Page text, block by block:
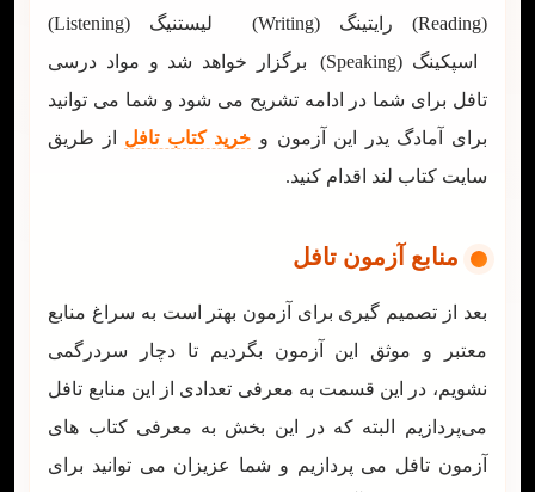
(Reading) رایتینگ (Writing) لیستنیگ (Listening)
اسپکینگ (Speaking) برگزار خواهد شد و مواد درسی
تافل برای شما در ادامه تشریح می شود و شما می توانید
برای آمادگ یدر این آزمون و خرید کتاب تافل از طریق
سایت کتاب لند اقدام کنید.
منابع آزمون تافل
بعد از تصمیم گیری برای آزمون بهتر است به سراغ منابع
معتبر و موثق این آزمون بگردیم تا دچار سردرگمی
نشویم، در این قسمت به معرفی تعدادی از این منابع تافل
می‌پردازیم البته که در این بخش به معرفی کتاب های
آزمون تافل می پردازیم و شما عزیزان می توانید برای